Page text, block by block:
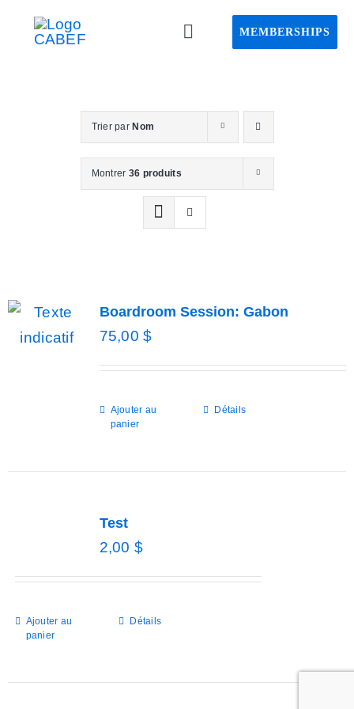
Toggle
About CABEF
Events
CAPS project
Advisory board
MEMBERSHIPS
Trier par Nom
Montrer 36 produits
Boardroom Session: Gabon
75,00$
Ajouter au
panier
Détails
Test
2,00 $
Ajouter au
panier
Détails